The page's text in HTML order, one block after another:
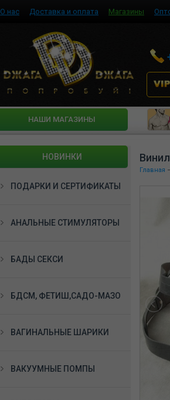
О нас Доставка и оплата Магазины
HАШИ МАГАЗИНЫ
НОВИНКИ
ПОДАРКИ И СЕРТИФИКАТЫ
АНАЛЬНЫЕ СТИМУЛЯТОРЫ
БАДЫ СЕКСИ
БДСМ, ФЕТИШ,САДО-МАЗО
ВАГИНАЛЬНЫЕ ШАРИКИ
ВАКУУМНЫЕ ПОМПЫ
Главная